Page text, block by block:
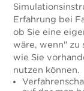
Erfahrung bei
ob Sie eine
wäre, wenn" zu
wie Sie
nutzen können.